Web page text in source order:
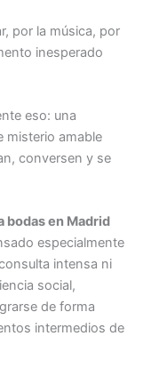
por la música, por
inesperado
eso: una
misterio amable
conversen y se
bodas en Madrid
especialmente
intensa ni
social,
de forma
intermedios de